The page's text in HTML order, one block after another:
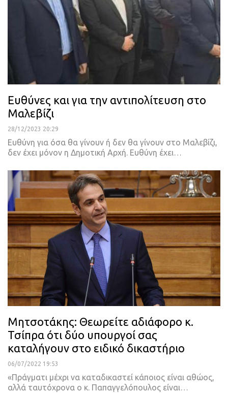
Ευθύνες και για την αντιπολίτευση στο
Μαλεβίζι
28/12/2023 20:29
Ευθύνη για όσα θα γίνουν ή δεν θα γίνουν στο Μαλεβίζι,
δεν έχει μόνον η Δημοτική Αρχή. Ευθύνη έχει…
Μητσοτάκης: Θεωρείτε αδιάφορο κ.
Τσίπρα ότι δύο υπουργοί σας
καταλήγουν στο ειδικό δικαστήριο
06/07/2022 19:53
«Πράγματι μέχρι να καταδικαστεί κάποιος είναι αθώος,
αλλά ταυτόχρονα ο κ. Παπαγγελόπουλος είναι…